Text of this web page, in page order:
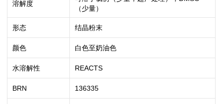
溶解度
（少量）
形态 结晶粉末
颜色 白色至奶油色
水溶解性 REACTS
BRN 136335